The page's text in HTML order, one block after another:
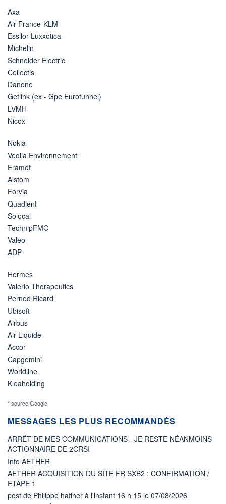
Axa
Air France-KLM
Essilor Luxxotica
Michelin
Schneider Electric
Cellectis
Danone
Getlink (ex - Gpe Eurotunnel)
LVMH
Nicox
Nokia
Veolia Environnement
Eramet
Alstom
Forvia
Quadient
Solocal
TechnipFMC
Valeo
ADP
Hermes
Valerio Therapeutics
Pernod Ricard
Ubisoft
Airbus
Air Liquide
Accor
Capgemini
Worldline
Kleaholding
* source Google
MESSAGES LES PLUS RECOMMANDÉS
ARRÊT DE MES COMMUNICATIONS - JE RESTE NÉANMOINS
ACTIONNAIRE DE 2CRSI
Info AETHER
AETHER ACQUISITION DU SITE FR SXB2 : CONFIRMATION /
ETAPE 1
post de Philippe haffner à l'instant 16 h 15 le 07/08/2026